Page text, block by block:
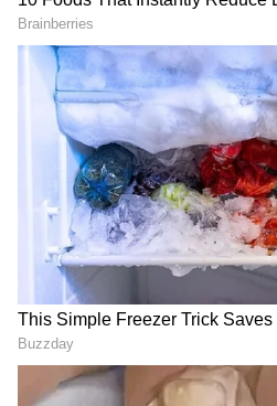
4
Image Credit : Asianet News
காவல்துறையின் ஒரு
காவல்துறை இந்த
அதிகாரப்பூர்வ X
அறிவித்துள்ளது.